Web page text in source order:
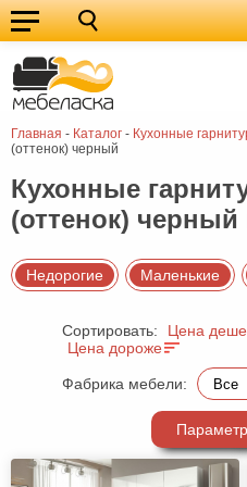
Главная - Каталог - Кухонные
(оттенок) черный
Кухонные
гарнитуры
Мебель
для
кухни
Мебель
для
спальни
Кровати
Шкафы
Диваны
Мягкая
мебель
Детская
мебель
Мебель
Кухонные
(оттенок)
Недорогие Маленькие
Сортировать:
Цена
Цена дороже
Фабрика мебели: